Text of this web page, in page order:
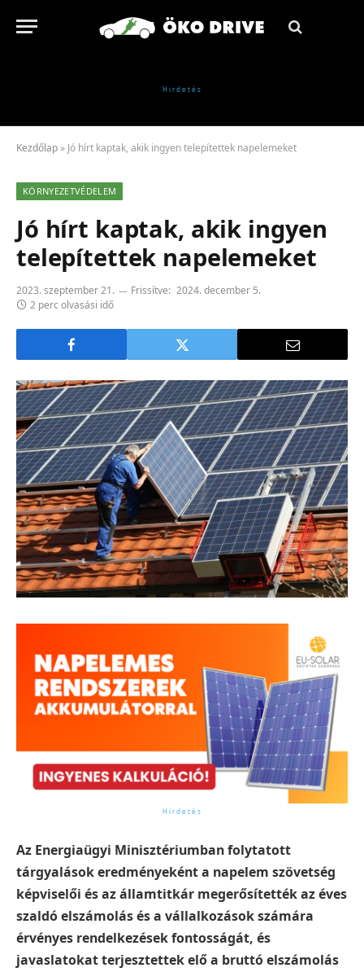
Kezdőlap » Jó hírt kaptak, akik ingyen telepítettek napelemeket
KÖRNYEZETVÉDELEM
Jó hírt kaptak, akik ingyen
telepítettek napelemeket
2023. szeptember 21. Frissítve: 2024. december 5.
2 perc olvasási idő
Az Energiaügyi Minisztériumban folytatott
tárgyalások eredményeként a napelem szövetség
képviselői és az államtitkár megerősítették az éves
szaldó elszámolás és a vállalkozások számára
érvényes rendelkezések fontosságát, és
javaslatokat terjesztettek elő a bruttó elszámolás